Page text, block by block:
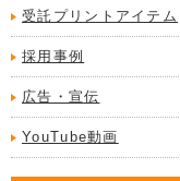
受託プリントアイテム
採用事例
広告・宣伝
YouTube動画